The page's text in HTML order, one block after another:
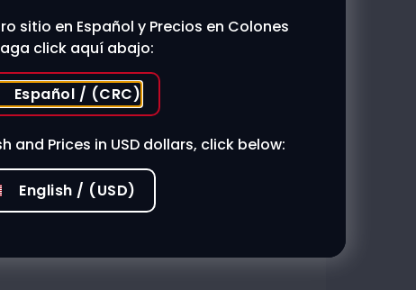
sitio en Español y Precios en Colones
click aquí abajo:
Español / (CRC)
and Prices in USD dollars, click below:
English / (USD)